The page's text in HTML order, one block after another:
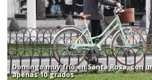
Domingo muy frío en Santa Rosa, con
apenas 10 grados